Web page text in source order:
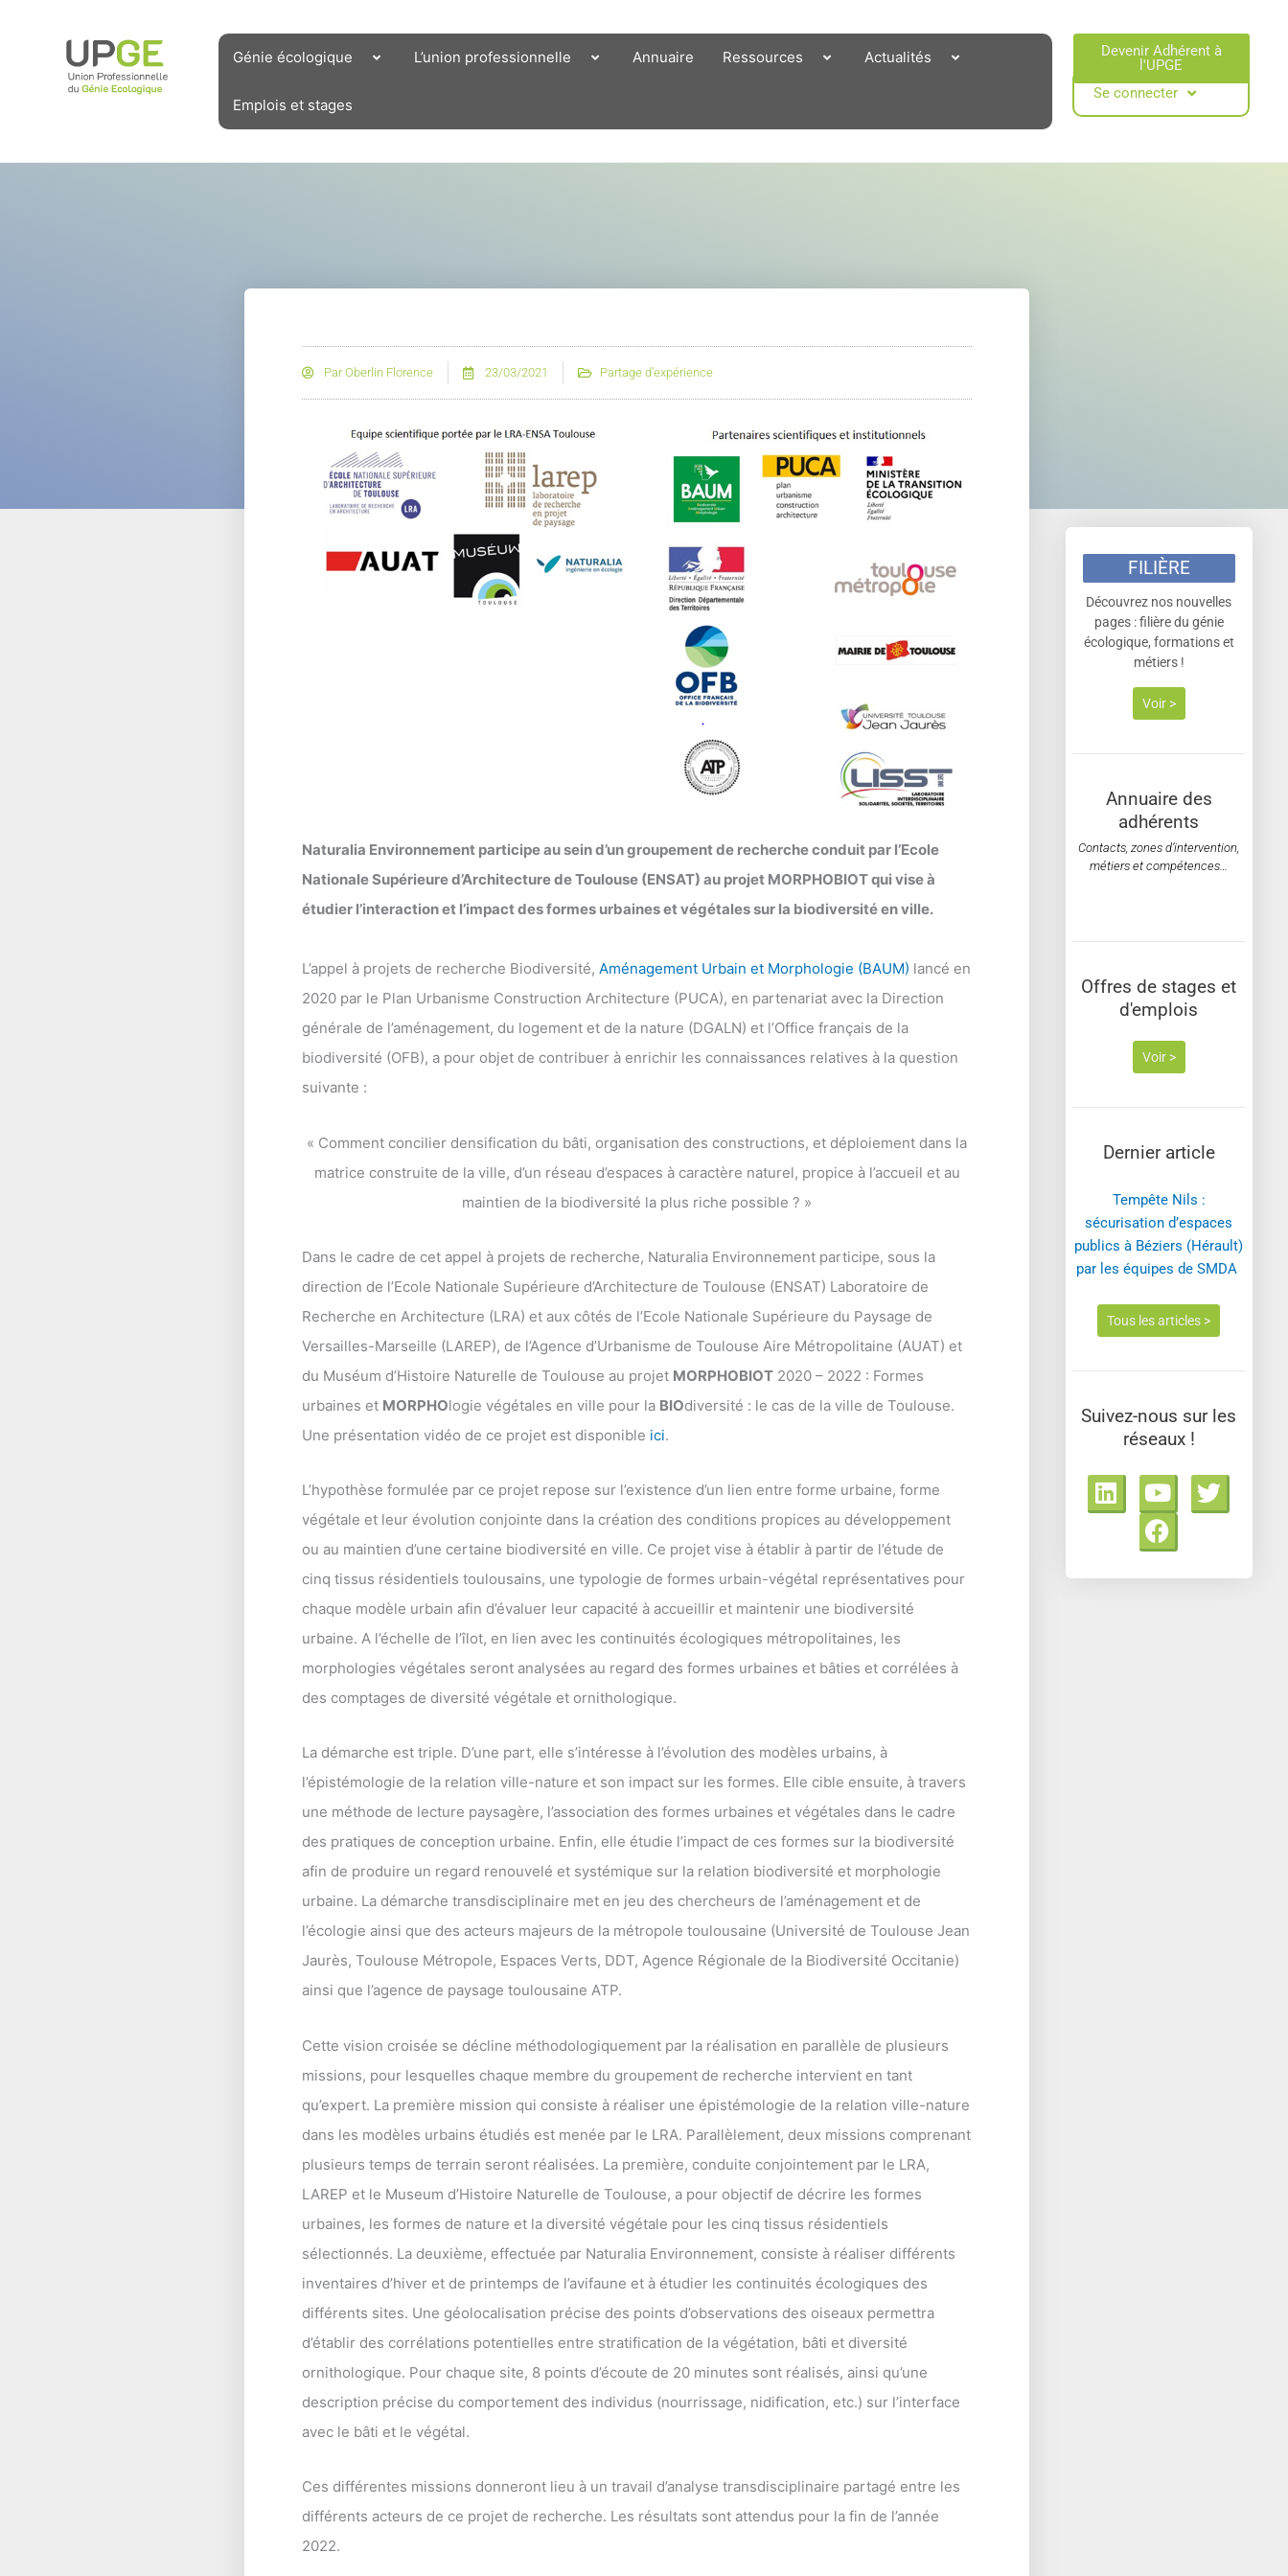
Génie écologique L’union professionnelle Annuaire Ressources Actualités
Emplois et stages
Devenir Adhérent à
l'UPGE​
Se connecter
ParOberlin Florence 23/03/2021 Partage d'expérience
Naturalia Environnement participe au sein d’un groupement de recherche conduit par l’Ecole
Nationale Supérieure d’Architecture de Toulouse (ENSAT) au projet MORPHOBIOT qui vise à
étudier l’interaction et l’impact des formes urbaines et végétales sur la biodiversité en ville.
L’appel à projets de recherche Biodiversité,Aménagement Urbain et Morphologie (BAUM) lancé en
2020 par le Plan Urbanisme Construction Architecture (PUCA), en partenariat avec la Direction
générale de l’aménagement, du logement et de la nature (DGALN) et l’Office français de la
biodiversité (OFB), a pour objet de contribuer à enrichir les connaissances relatives à la question
suivante :
« Comment concilier densification du bâti, organisation des constructions, et déploiement dans la
matrice construite de la ville, d’un réseau d’espaces à caractère naturel, propice à l’accueil et au
maintien de la biodiversité la plus riche possible ? »
Dans le cadre de cet appel à projets de recherche, Naturalia Environnement participe, sous la
direction de l’Ecole Nationale Supérieure d’Architecture de Toulouse (ENSAT) Laboratoire de
Recherche en Architecture (LRA) et aux côtés de l’Ecole Nationale Supérieure du Paysage de
Versailles-Marseille (LAREP), de l’Agence d’Urbanisme de Toulouse Aire Métropolitaine (AUAT) et
du Muséum d’Histoire Naturelle de Toulouse au projet MORPHOBIOT 2020 – 2022 : Formes
urbaines et MORPHOlogie végétales en ville pour la BIOdiversité : le cas de la ville de Toulouse.
Une présentation vidéo de ce projet est disponible ici.
L’hypothèse formulée par ce projet repose sur l’existence d’un lien entre forme urbaine, forme
végétale et leur évolution conjointe dans la création des conditions propices au développement
ou au maintien d’une certaine biodiversité en ville. Ce projet vise à établir à partir de l’étude de
cinq tissus résidentiels toulousains, une typologie de formes urbain-végétal représentatives pour
chaque modèle urbain afin d’évaluer leur capacité à accueillir et maintenir une biodiversité
urbaine. A l’échelle de l’îlot, en lien avec les continuités écologiques métropolitaines, les
morphologies végétales seront analysées au regard des formes urbaines et bâties et corrélées à
des comptages de diversité végétale et ornithologique.
La démarche est triple. D’une part, elle s’intéresse à l’évolution des modèles urbains, à
l’épistémologie de la relation ville-nature et son impact sur les formes. Elle cible ensuite, à travers
une méthode de lecture paysagère, l’association des formes urbaines et végétales dans le cadre
des pratiques de conception urbaine. Enfin, elle étudie l’impact de ces formes sur la biodiversité
afin de produire un regard renouvelé et systémique sur la relation biodiversité et morphologie
urbaine. La démarche transdisciplinaire met en jeu des chercheurs de l’aménagement et de
l’écologie ainsi que des acteurs majeurs de la métropole toulousaine (Université de Toulouse Jean
Jaurès, Toulouse Métropole, Espaces Verts, DDT, Agence Régionale de la Biodiversité Occitanie)
ainsi que l’agence de paysage toulousaine ATP.
Cette vision croisée se décline méthodologiquement par la réalisation en parallèle de plusieurs
missions, pour lesquelles chaque membre du groupement de recherche intervient en tant
qu’expert. La première mission qui consiste à réaliser une épistémologie de la relation ville-nature
dans les modèles urbains étudiés est menée par le LRA. Parallèlement, deux missions comprenant
plusieurs temps de terrain seront réalisées. La première, conduite conjointement par le LRA,
LAREP et le Museum d’Histoire Naturelle de Toulouse, a pour objectif de décrire les formes
urbaines, les formes de nature et la diversité végétale pour les cinq tissus résidentiels
sélectionnés. La deuxième, effectuée par Naturalia Environnement, consiste à réaliser différents
inventaires d’hiver et de printemps de l’avifaune et à étudier les continuités écologiques des
différents sites. Une géolocalisation précise des points d’observations des oiseaux permettra
d’établir des corrélations potentielles entre stratification de la végétation, bâti et diversité
ornithologique. Pour chaque site, 8 points d’écoute de 20 minutes sont réalisés, ainsi qu’une
description précise du comportement des individus (nourrissage, nidification, etc.) sur l’interface
avec le bâti et le végétal.
Ces différentes missions donneront lieu à un travail d’analyse transdisciplinaire partagé entre les
différents acteurs de ce projet de recherche. Les résultats sont attendus pour la fin de l’année
2022.
FILIÈRE
Découvrez nos nouvelles
pages : filière du génie
écologique, formations et
métiers !
Voir >
Annuaire des
adhérents
Contacts, zones d’intervention,
métiers et compétences…
Offres de stages et
d'emplois
Voir >
Dernier article
Tempête Nils :
sécurisation d’espaces
publics à Béziers (Hérault)
par les équipes de SMDA ​
Tous les articles >
Suivez-nous sur les
réseaux !
L
i
e
Y
o
u
t
u
T
w
t
F
a
c
e
b